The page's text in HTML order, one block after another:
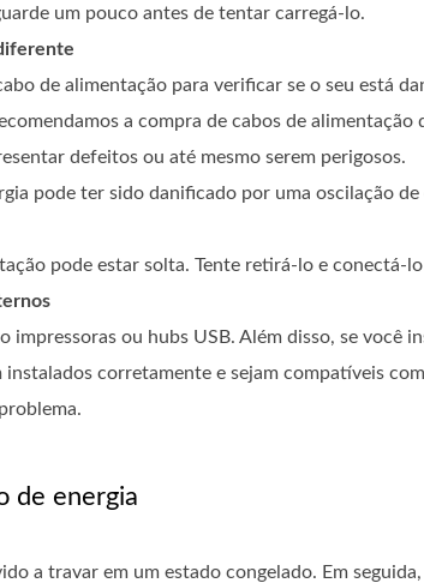
um pouco antes de tentar carregá-lo.
de alimentação para verificar se o seu está
a compra de cabos de
defeitos ou até mesmo serem perigosos.
pode ter sido danificado por uma oscilação
pode estar solta. Tente retirá-lo e conectá-
impressoras ou hubs USB. Além disso, se
corretamente e sejam compatíveis
de energia
a travar em um estado congelado. Em